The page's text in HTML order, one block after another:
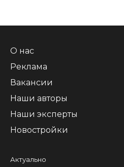
О нас
Реклама
Вакансии
Наши авторы
Наши эксперты
Новостройки
Актуально